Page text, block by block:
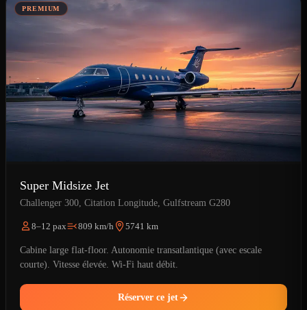
PREMIUM
Super Midsize Jet
Challenger 300, Citation Longitude, Gulfstream G280
8–12 pax 809 km/h 5741 km
Cabine large flat-floor. Autonomie transatlantique (avec escale
courte). Vitesse élevée. Wi-Fi haut débit.
Réserver ce jet